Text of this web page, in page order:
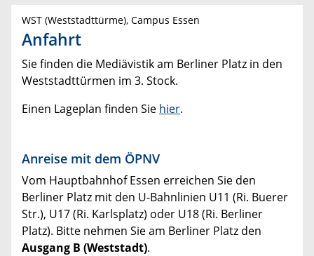
WST (Weststadttürme), Campus Essen
Anfahrt
Sie finden die Mediävistik am Berliner Platz in den
Weststadttürmen im 3. Stock.
Einen Lageplan finden Sie hier.
Anreise mit dem ÖPNV
Vom Hauptbahnhof Essen erreichen Sie den
Berliner Platz mit den U-Bahnlinien U11 (Ri. Buerer
Str.), U17 (Ri. Karlsplatz) oder U18 (Ri. Berliner
Platz). Bitte nehmen Sie am Berliner Platz den
Ausgang B (Weststadt).